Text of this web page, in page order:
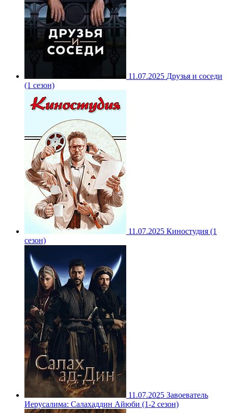
11.07.2025 Друзья и соседи
(1 сезон)
11.07.2025 Киностудия (1
сезон)
11.07.2025 Завоеватель
Иерусалима: Салахаддин Айюби (1-2 сезон)